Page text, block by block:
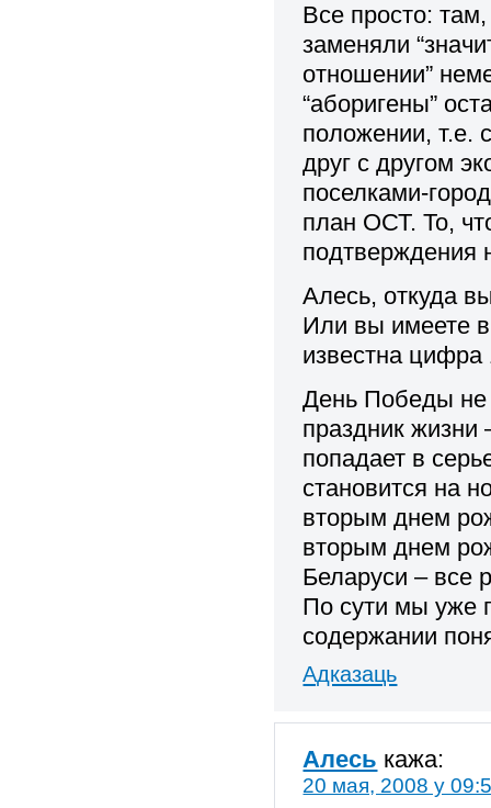
Все просто:
заменяли
отношении”
“аборигены”
положении, т.е.
друг с другом
поселками-
план ОСТ. То,
подтверждения
Алесь, откуда
Или вы имеете
известна
День Победы не
праздник
попадает в
становится на
вторым днем
вторым днем
Беларуси – все
По сути мы уже
содержании
Адказаць
Алесь кажа:
20 мая, 2008 у